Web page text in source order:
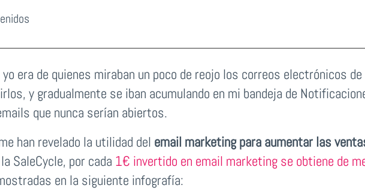
era de quienes miraban un poco de reojo los correos electrónicos
y gradualmente se iban acumulando en mi bandeja de
que nunca serían abiertos.
han revelado la utilidad del email marketing para aumentar las
SaleCycle, por cada 1€ invertido en email marketing se obtiene de
en la siguiente infografía: